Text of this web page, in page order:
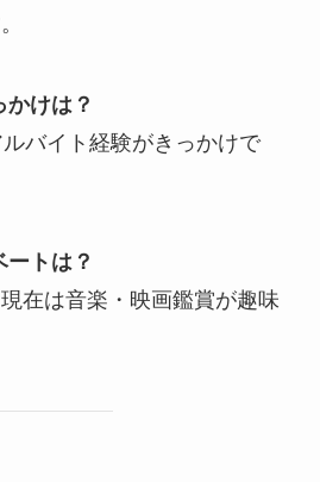
けは？
バイト経験がきっかけで
トは？
在は音楽・映画鑑賞が趣味